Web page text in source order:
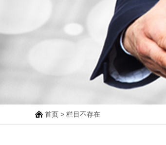
首页 > 栏目不存在